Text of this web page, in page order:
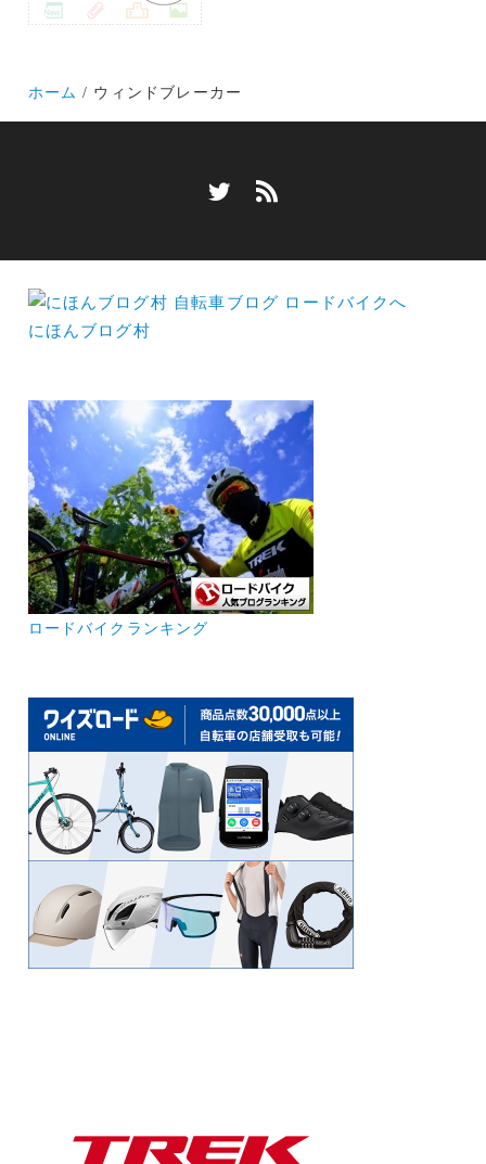
ホーム ウィンドブレーカー
にほんブログ村
ロードバイクランキング